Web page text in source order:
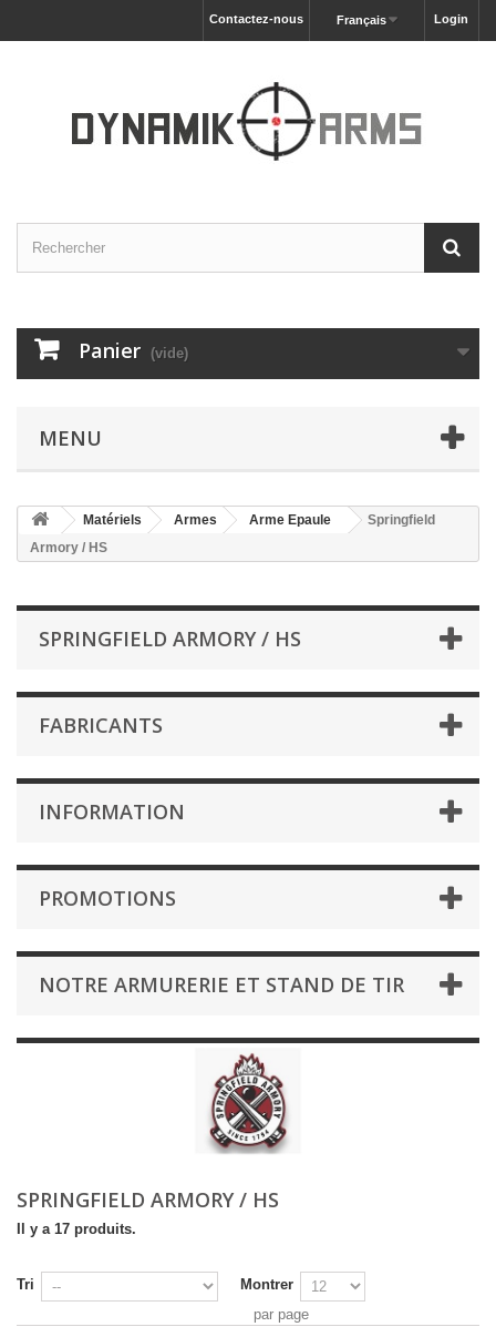
Login
Français
Contactez-nous
Panier (vide)
MENU
Matériels Armes Arme Epaule
Springfield
Armory / HS
SPRINGFIELD ARMORY / HS
FABRICANTS
INFORMATION
PROMOTIONS
NOTRE ARMURERIE ET STAND DE TIR
SPRINGFIELD ARMORY / HS
Il y a 17 produits.
Tri
Montrer
par page